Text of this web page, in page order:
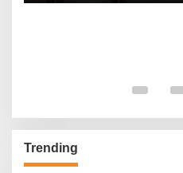
Trending